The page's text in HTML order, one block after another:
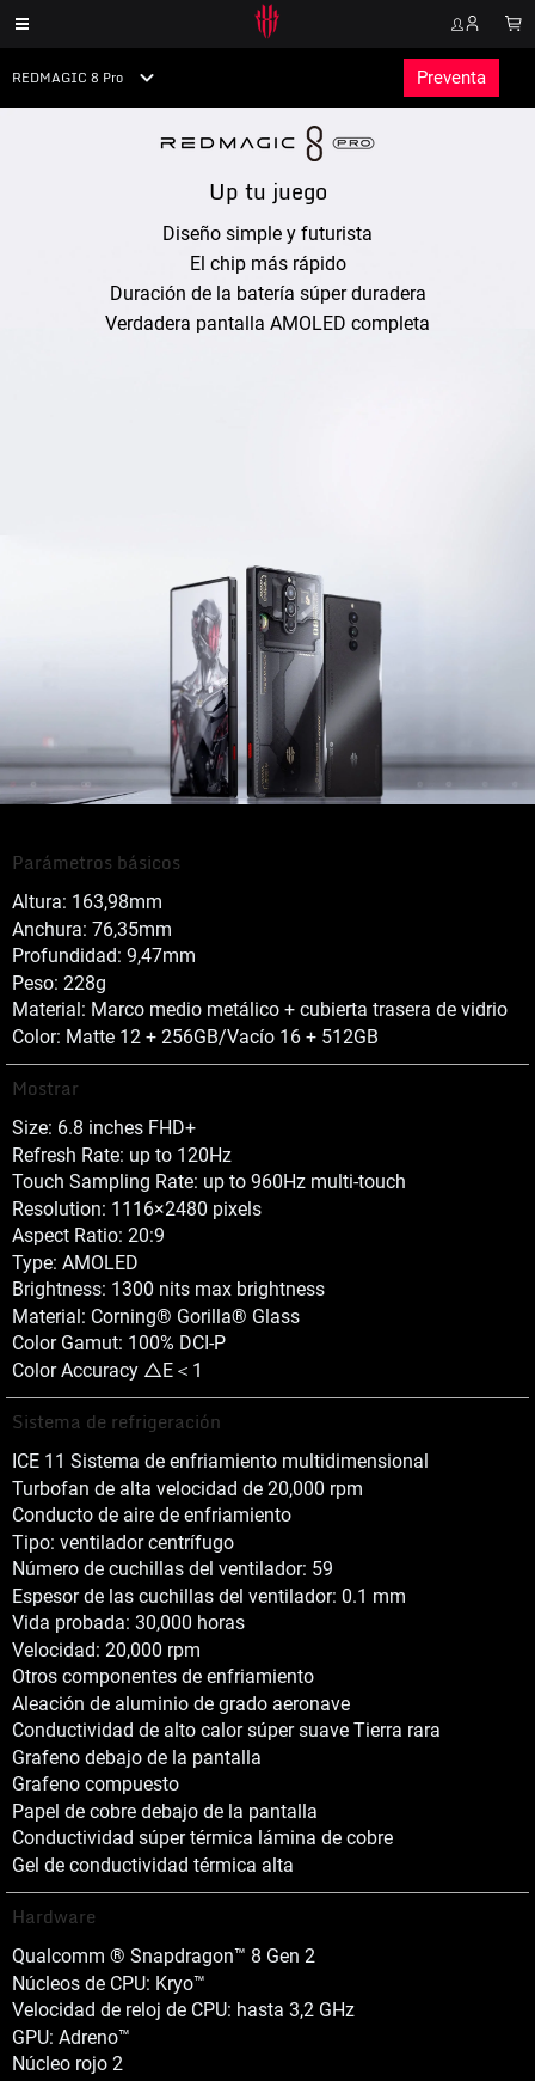
REDMAGIC 8 Pro Preventa
Up tu juego
Diseño simple y futurista
El chip más rápido
Duración de la batería súper duradera
Verdadera pantalla AMOLED completa
Parámetros básicos
Altura: 163,98mm
Anchura: 76,35mm
Profundidad: 9,47mm
Peso: 228g
Material: Marco medio metálico + cubierta trasera de vidrio
Color: Matte 12 + 256GB/Vacío 16 + 512GB
Mostrar
Size: 6.8 inches FHD+
Refresh Rate: up to 120Hz
Touch Sampling Rate: up to 960Hz multi-touch
Resolution: 1116×2480 pixels
Aspect Ratio: 20:9
Type: AMOLED
Brightness: 1300 nits max brightness
Material: Corning® Gorilla® Glass
Color Gamut: 100% DCI-P
Color Accuracy △E＜1
Sistema de refrigeración
ICE 11 Sistema de enfriamiento multidimensional
Turbofan de alta velocidad de 20,000 rpm
Conducto de aire de enfriamiento
Tipo: ventilador centrífugo
Número de cuchillas del ventilador: 59
Espesor de las cuchillas del ventilador: 0.1 mm
Vida probada: 30,000 horas
Velocidad: 20,000 rpm
Otros componentes de enfriamiento
Aleación de aluminio de grado aeronave
Conductividad de alto calor súper suave Tierra rara
Grafeno debajo de la pantalla
Grafeno compuesto
Papel de cobre debajo de la pantalla
Conductividad súper térmica lámina de cobre
Gel de conductividad térmica alta
Hardware
Qualcomm ® Snapdragon™ 8 Gen 2
Núcleos de CPU: Kryo™
Velocidad de reloj de CPU: hasta 3,2 GHz
GPU: Adreno™
Núcleo rojo 2